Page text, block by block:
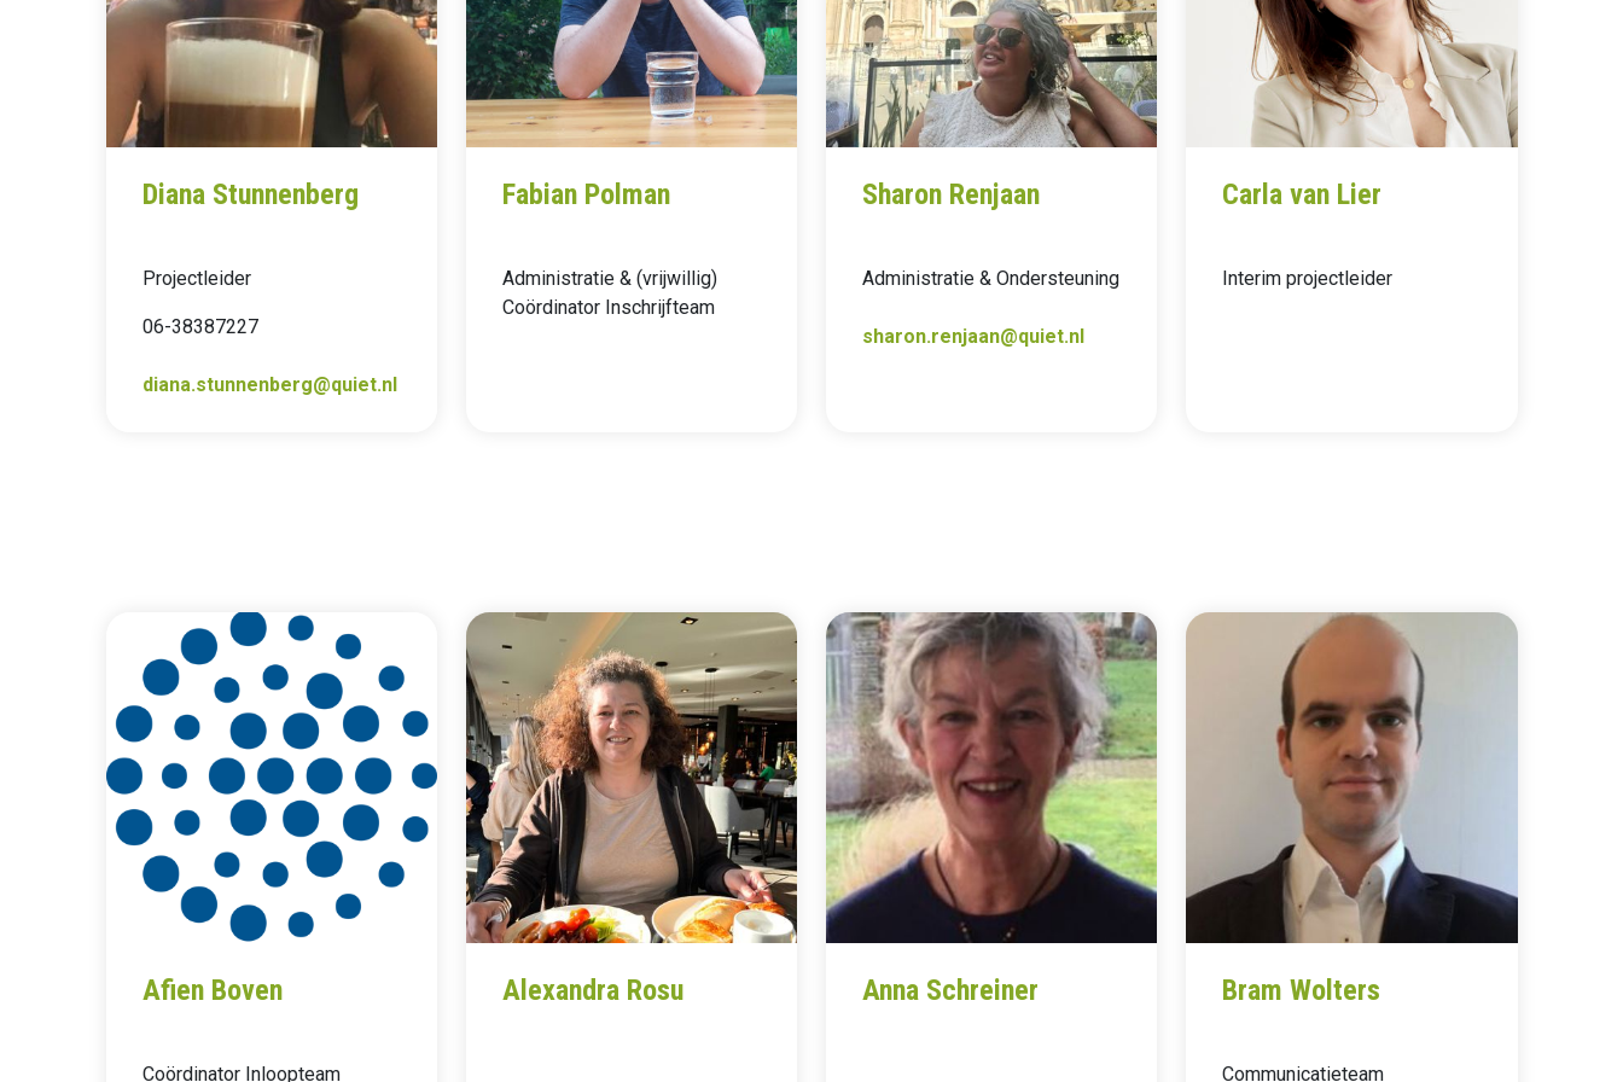
Diana Stunnenberg
Projectleider
06-38387227
diana.stunnenberg@quiet.nl
Fabian Polman
Administratie & (vrijwillig)
Coördinator Inschrijfteam
Sharon Renjaan
Administratie & Ondersteuning
sharon.renjaan@quiet.nl
Carla van Lier
Interim projectleider
Afien Boven
Coördinator Inloopteam
Alexandra Rosu Anna Schreiner Bram Wolters
Communicatieteam